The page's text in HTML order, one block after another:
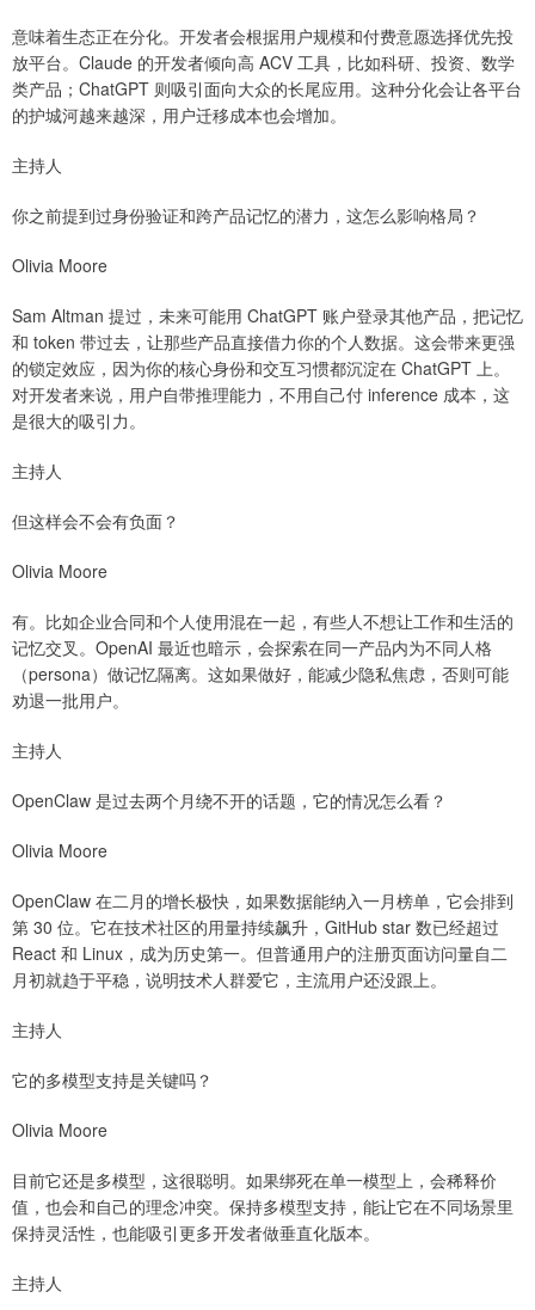
意味着生态正在分化。开发者会根据用户规模和付费意愿选择优先投
放平台。Claude 的开发者倾向高 ACV 工具，比如科研、投资、数学
类产品；ChatGPT 则吸引面向大众的长尾应用。这种分化会让各平台
的护城河越来越深，用户迁移成本也会增加。
主持人
你之前提到过身份验证和跨产品记忆的潜力，这怎么影响格局？
Olivia Moore
Sam Altman 提过，未来可能用 ChatGPT 账户登录其他产品，把记忆
和 token 带过去，让那些产品直接借力你的个人数据。这会带来更强
的锁定效应，因为你的核心身份和交互习惯都沉淀在 ChatGPT 上。
对开发者来说，用户自带推理能力，不用自己付 inference 成本，这
是很大的吸引力。
主持人
但这样会不会有负面？
Olivia Moore
有。比如企业合同和个人使用混在一起，有些人不想让工作和生活的
记忆交叉。OpenAI 最近也暗示，会探索在同一产品内为不同人格
（persona）做记忆隔离。这如果做好，能减少隐私焦虑，否则可能
劝退一批用户。
主持人
OpenClaw 是过去两个月绕不开的话题，它的情况怎么看？
Olivia Moore
OpenClaw 在二月的增长极快，如果数据能纳入一月榜单，它会排到
第 30 位。它在技术社区的用量持续飙升，GitHub star 数已经超过
React 和 Linux，成为历史第一。但普通用户的注册页面访问量自二
月初就趋于平稳，说明技术人群爱它，主流用户还没跟上。
主持人
它的多模型支持是关键吗？
Olivia Moore
目前它还是多模型，这很聪明。如果绑死在单一模型上，会稀释价
值，也会和自己的理念冲突。保持多模型支持，能让它在不同场景里
保持灵活性，也能吸引更多开发者做垂直化版本。
主持人